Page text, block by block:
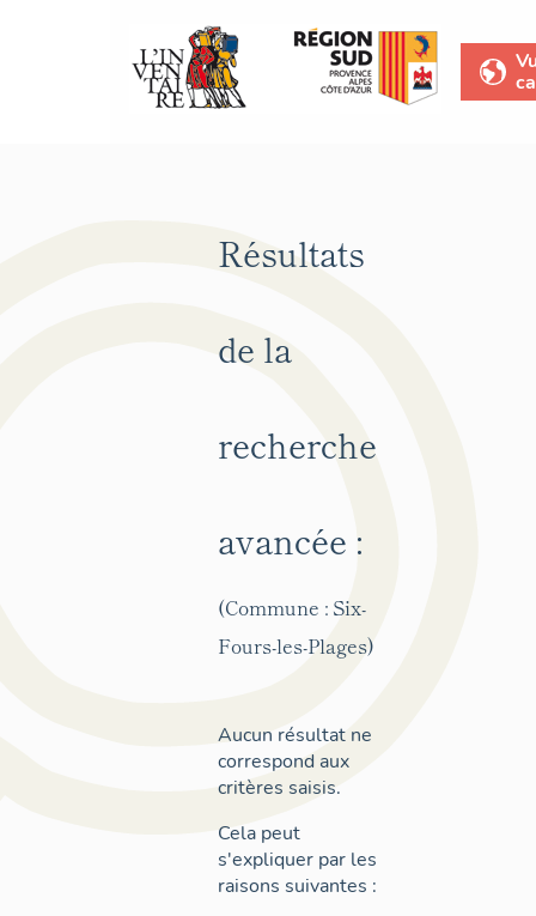
Résultats
de la
recherche
avancée :
(Commune : Six-
Fours-les-Plages)
Aucun résultat ne
correspond aux
critères saisis.
Cela peut
s'expliquer par les
raisons suivantes :